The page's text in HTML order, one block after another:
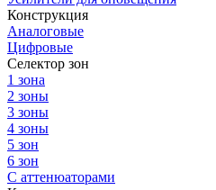
Конструкция
Аналоговые
Цифровые
Селектор зон
1 зона
2 зоны
3 зоны
4 зоны
5 зон
6 зон
С аттенюаторами